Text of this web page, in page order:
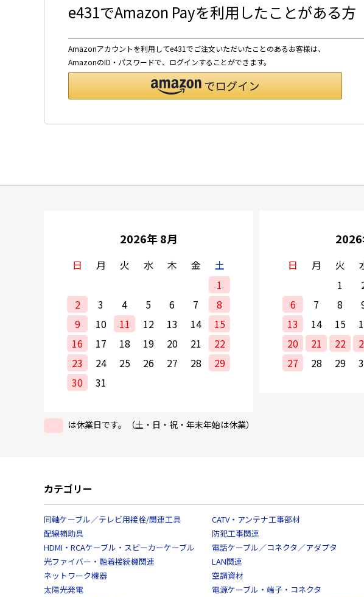
e431でAmazon Payを利用したことがある方
Amazonアカウントを利用してe431でご注文いただいたことのあるお客様は、
AmazonのID・パスワードで、ログインすることができます。
2026年 8月
日 月 火 水 木 金
土
1
2
3 4 5 6 7
8
9
10 11 12 13 14
15
16
17 18 19 20 21
22
23
24 25 26 27 28
29
30
31
2026
日 月 火
1
6
7 8
13
14 15
20
21 22
27
28 29
は休業日です。（土・日・祝・年末年始は休業）
カテゴリー
同軸ケーブル／テレビ用接栓/関連工具
CATV・アンテナ工事部材
配線補助具
防犯工事関連
HDMI・RCAケーブル・スピーカーケーブル
電話ケーブル／コネクタ／アダプタ
光ファイバー・融着接続機関連
LAN関連
ネットワーク機器
空調資材
太陽光発電
電源ケーブル・端子・コネクタ